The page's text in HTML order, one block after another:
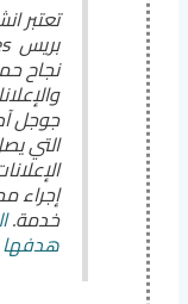
تعتبر
نجاح
جوجل
التي
إجراء
خدمة.
هدفها